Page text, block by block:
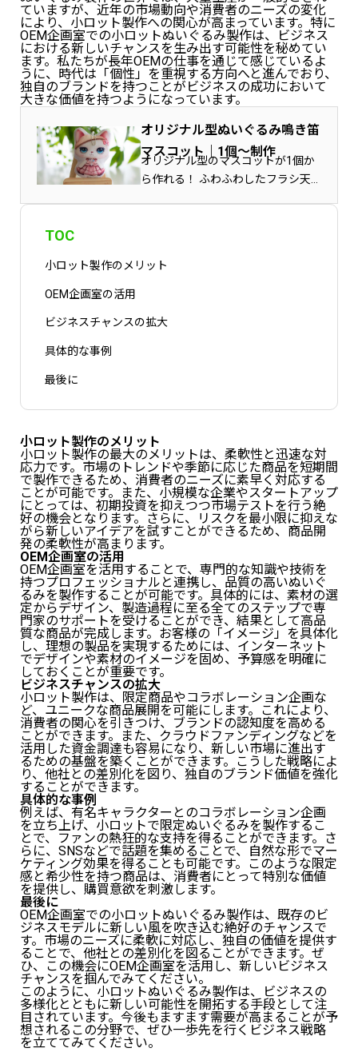
ていますが、近年の市場動向や消費者のニーズの変化
により、小ロット製作への関心が高まっています。特に
OEM企画室での小ロットぬいぐるみ製作は、ビジネス
における新しいチャンスを生み出す可能性を秘めてい
ます。私たちが長年OEMの仕事を通じて感じているよ
うに、時代は「個性」を重視する方向へと進んでおり、
独自のブランドを持つことがビジネスの成功において
大きな価値を持つようになっています。
オリジナル型ぬいぐるみ鳴き笛
マスコット｜1個～制作
オリジナル型のマスコットが1個か
ら作れる！ ふわふわしたフラシ天
TOC
小ロット製作のメリット
OEM企画室の活用
ビジネスチャンスの拡大
具体的な事例
最後に
小ロット製作のメリット
小ロット製作の最大のメリットは、柔軟性と迅速な対
応力です。市場のトレンドや季節に応じた商品を短期間
で製作できるため、消費者のニーズに素早く対応する
ことが可能です。また、小規模な企業やスタートアップ
にとっては、初期投資を抑えつつ市場テストを行う絶
好の機会となります。さらに、リスクを最小限に抑えな
がら新しいアイデアを試すことができるため、商品開
発の柔軟性が高まります。
OEM企画室の活用
OEM企画室を活用することで、専門的な知識や技術を
持つプロフェッショナルと連携し、品質の高いぬいぐ
るみを製作することが可能です。具体的には、素材の選
定からデザイン、製造過程に至る全てのステップで専
門家のサポートを受けることができ、結果として高品
質な商品が完成します。お客様の「イメージ」を具体化
し、理想の製品を実現するためには、インターネット
でデザインや素材のイメージを固め、予算感を明確に
しておくことが重要です。
ビジネスチャンスの拡大
小ロット製作は、限定商品やコラボレーション企画な
ど、ユニークな商品展開を可能にします。これにより、
消費者の関心を引きつけ、ブランドの認知度を高める
ことができます。また、クラウドファンディングなどを
活用した資金調達も容易になり、新しい市場に進出す
るための基盤を築くことができます。こうした戦略によ
り、他社との差別化を図り、独自のブランド価値を強化
することができます。
具体的な事例
例えば、有名キャラクターとのコラボレーション企画
を立ち上げ、小ロットで限定ぬいぐるみを製作するこ
とで、ファンの熱狂的な支持を得ることができます。さ
らに、SNSなどで話題を集めることで、自然な形でマー
ケティング効果を得ることも可能です。このような限定
感と希少性を持つ商品は、消費者にとって特別な価値
を提供し、購買意欲を刺激します。
最後に
OEM企画室での小ロットぬいぐるみ製作は、既存のビ
ジネスモデルに新しい風を吹き込む絶好のチャンスで
す。市場のニーズに柔軟に対応し、独自の価値を提供す
ることで、他社との差別化を図ることができます。ぜ
ひ、この機会にOEM企画室を活用し、新しいビジネス
チャンスを掴んでみてください。
このように、小ロットぬいぐるみ製作は、ビジネスの
多様化とともに新しい可能性を開拓する手段として注
目されています。今後もますます需要が高まることが予
想されるこの分野で、ぜひ一歩先を行くビジネス戦略
を立ててみてください。